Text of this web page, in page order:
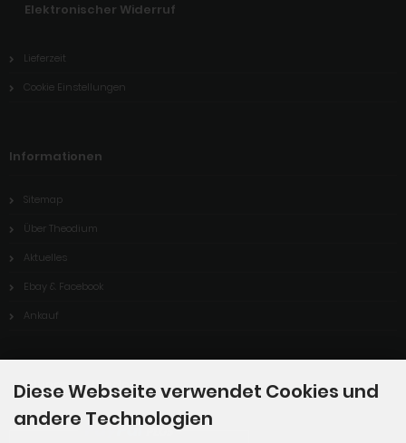
Elektronischer Widerruf
Lieferzeit
Cookie Einstellungen
Informationen
Sitemap
Über Theodium
Aktuelles
Ebay & Facebook
Ankauf
Zahlungsmethoden
Diese Webseite verwendet Cookies und
andere Technologien